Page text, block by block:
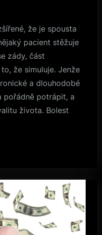
že je spousta
pacient stěžuje
zády, část
že simuluje. Jenže
a dlouhodobé
pořádně potrápit, a
života. Bolest